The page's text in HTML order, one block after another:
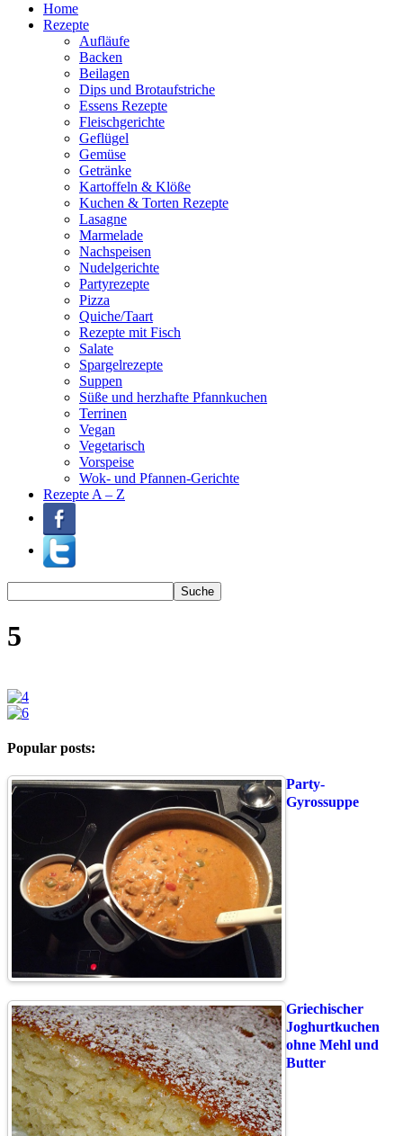
Home
Rezepte
Aufläufe
Backen
Beilagen
Dips und Brotaufstriche
Essens Rezepte
Fleischgerichte
Geflügel
Gemüse
Getränke
Kartoffeln & Klöße
Kuchen & Torten Rezepte
Lasagne
Marmelade
Nachspeisen
Nudelgerichte
Partyrezepte
Pizza
Quiche/Taart
Rezepte mit Fisch
Salate
Spargelrezepte
Suppen
Süße und herzhafte Pfannkuchen
Terrinen
Vegan
Vegetarisch
Vorspeise
Wok- und Pfannen-Gerichte
Rezepte A – Z
5
Popular posts:
Party-
Gyrossuppe
Griechischer
Joghurtkuchen
ohne Mehl und
Butter